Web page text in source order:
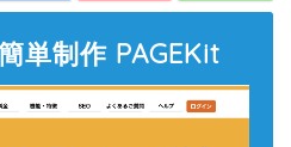
単制作 PAGEKit